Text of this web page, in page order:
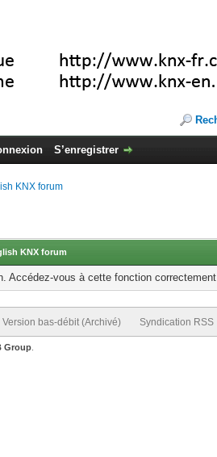
S’enregistrer
KNX forum
KNX forum
Accédez-vous à cette fonction
Version bas-débit (Archivé) Syndication RSS
Group